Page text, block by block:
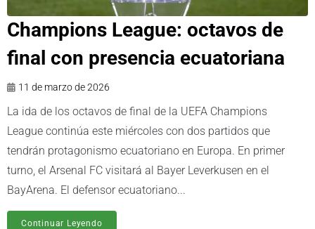
Champions League: octavos de
final con presencia ecuatoriana
11 de marzo de 2026
La ida de los octavos de final de la UEFA Champions
League continúa este miércoles con dos partidos que
tendrán protagonismo ecuatoriano en Europa. En primer
turno, el Arsenal FC visitará al Bayer Leverkusen en el
BayArena. El defensor ecuatoriano...
Continuar Leyendo